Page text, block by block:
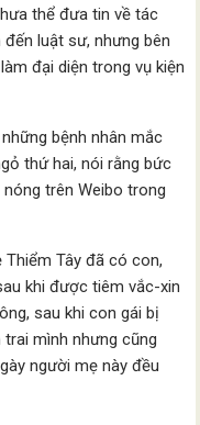
thể đưa tin về tác
luật sư, nhưng bên
đại diện trong vụ kiện
bệnh nhân mắc
thứ hai, nói rằng bức
trên Weibo trong
Tây đã có con,
khi được tiêm vắc-xin
sau khi con gái bị
mình nhưng cũng
người mẹ này đều